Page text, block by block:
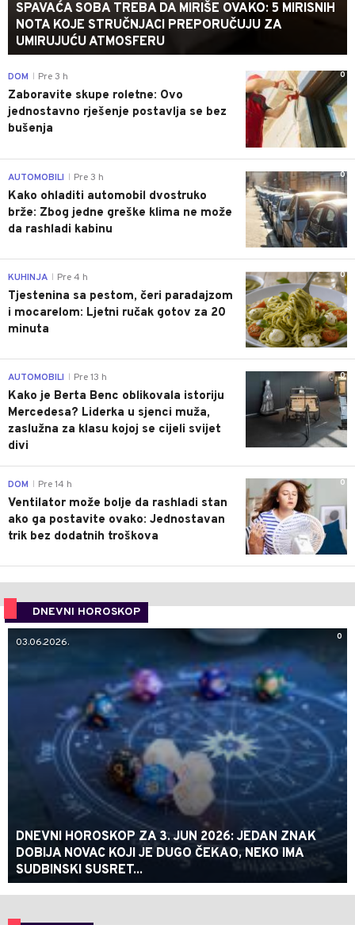
SPAVAĆA SOBA TREBA DA MIRIŠE OVAKO: 5 MIRISNIH
NOTA KOJE STRUČNJACI PREPORUČUJU ZA
UMIRUJUĆU ATMOSFERU
0
DOM Pre 3 h
Zaboravite skupe roletne: Ovo
jednostavno rješenje postavlja se bez
bušenja
0
AUTOMOBILI Pre 3 h
Kako ohladiti automobil dvostruko
brže: Zbog jedne greške klima ne može
da rashladi kabinu
0
KUHINJA Pre 4 h
Tjestenina sa pestom, čeri paradajzom
i mocarelom: Ljetni ručak gotov za 20
minuta
0
AUTOMOBILI Pre 13 h
Kako je Berta Benc oblikovala istoriju
Mercedesa? Liderka u sjenci muža,
zaslužna za klasu kojoj se cijeli svijet
divi
0
DOM Pre 14 h
Ventilator može bolje da rashladi stan
ako ga postavite ovako: Jednostavan
trik bez dodatnih troškova
DNEVNI HOROSKOP
0
03.06.2026.
DNEVNI HOROSKOP ZA 3. JUN 2026: JEDAN ZNAK
DOBIJA NOVAC KOJI JE DUGO ČEKAO, NEKO IMA
SUDBINSKI SUSRET...